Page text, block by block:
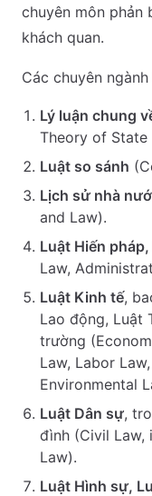
chuyên môn phản
khách quan.
Các chuyên
Lý luận chung
Theory of State
Luật so sánh
Lịch sử nhà
and Law).
Luật Hiến
Law,
Luật Kinh tế,
Lao động, Luật
trường
Law, Labor
Environmental
Luật Dân sự,
đình (Civil Law,
Law).
Luật Hình sự,